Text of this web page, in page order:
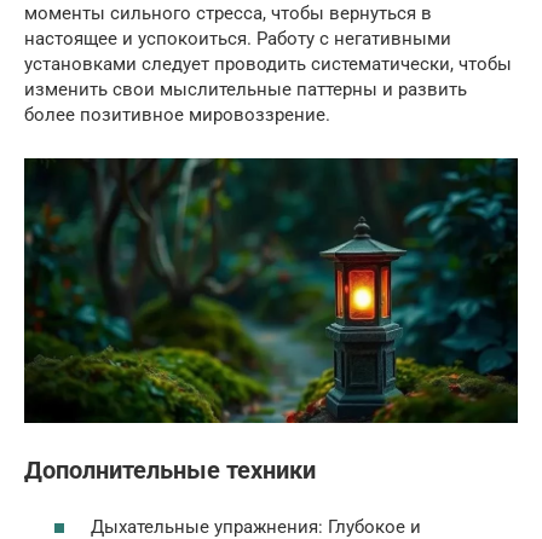
моменты сильного стресса, чтобы вернуться в
настоящее и успокоиться. Работу с негативными
установками следует проводить систематически, чтобы
изменить свои мыслительные паттерны и развить
более позитивное мировоззрение.
Дополнительные техники
Дыхательные упражнения: Глубокое и